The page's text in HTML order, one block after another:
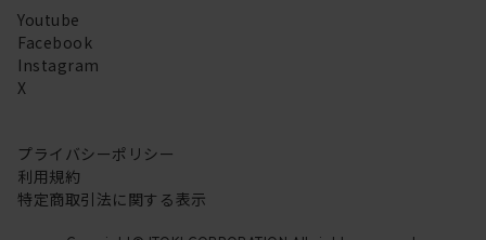
Youtube
Facebook
Instagram
X
プライバシーポリシー
利用規約
特定商取引法に関する表示